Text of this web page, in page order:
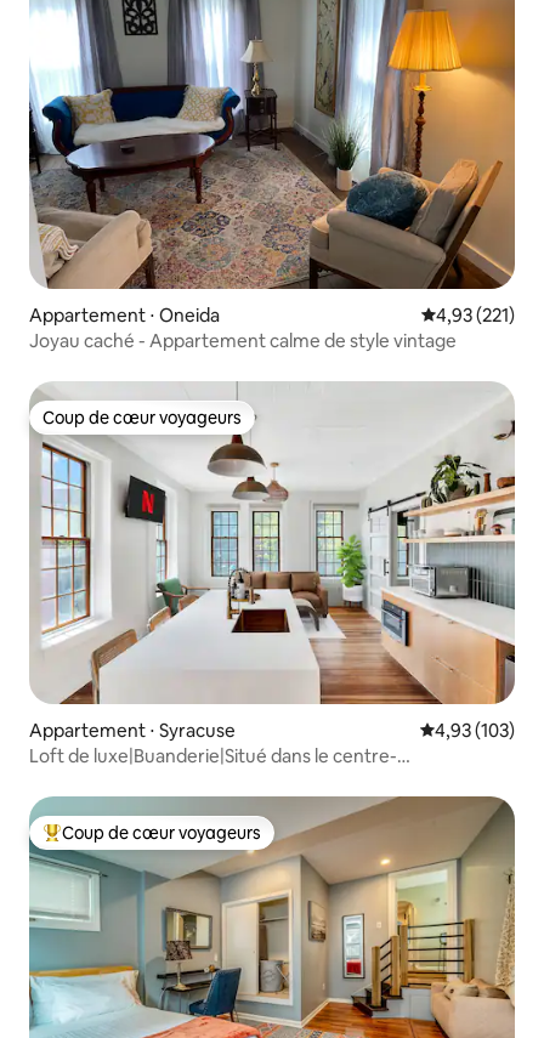
Appartement ⋅ Oneida Évaluation
4,93 (221)
Joyau caché - Appartement calme de style vintage
Coup de cœur voyageurs
Coup de cœur voyageurs
Appartement ⋅ Syracuse Évaluation
4,93 (103)
Loft de luxe|Buanderie|Situé dans le centre-
Coups de cœur voyageurs les plus appréciés
Coup de cœur voyageurs